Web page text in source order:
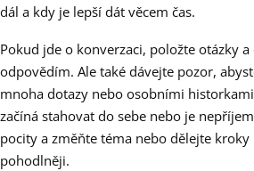
dál a kdy je lepší dát věcem čas.
Pokud jde o konverzaci, položte otázky
odpovědím. Ale také dávejte pozor,
mnoha dotazy nebo osobními
začíná stahovat do sebe nebo je
pocity a změňte téma nebo dělejte
pohodlněji.